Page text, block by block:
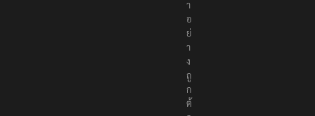
อ
ห
า
อ
ย่
า
ง
ถู